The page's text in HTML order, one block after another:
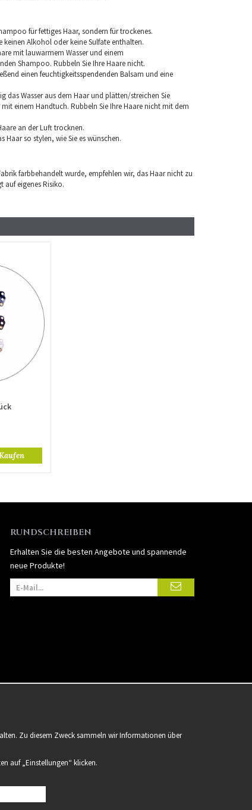
für fettiges Haar, sondern für trockenes.
keinen Alkohol oder keine Sulfate enthalten.
mit lauwarmem Wasser und einem
Shampoo. Rubbeln Sie Ihre Haare nicht.
einen feuchtigkeitsspendenden Balsam und eine
das Wasser aus dem Haar und plätten/streichen Sie
einem Handtuch. Rubbeln Sie Ihre Haare nicht mit dem
an der Luft trocknen.
Haar so stylen, wie Sie es wünschen.
farbbehandelt wurde, empfehlen wir, das Haar nicht zu
auf eigenes Risiko.
RUNDSCHREIBEN
Erhalten Sie die besten Angebote und spannende
neue Produkte!
Zu diesem Zweck sammeln wir Informationen über
auf „Einstellungen“ klicken.